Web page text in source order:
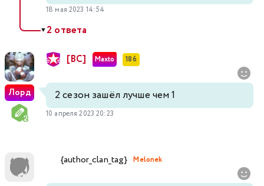
18 мая 2023 14:54
▼2 ответа
Лорд
[BC] Maxto 186
2 сезон зашёл лучше чем 1
10 апреля 2023 20:23
{author_clan_tag} Melonek